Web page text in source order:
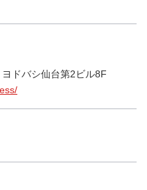
ドバシ仙台第2ビル8F